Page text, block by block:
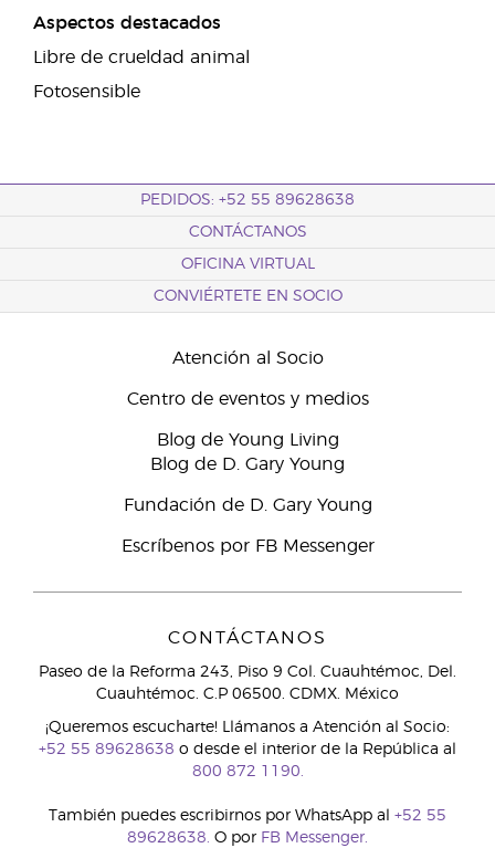
Aspectos destacados
Libre de crueldad animal
Fotosensible
PEDIDOS: +52 55 89628638
CONTÁCTANOS
OFICINA VIRTUAL
CONVIÉRTETE EN SOCIO
Atención al Socio
Centro de eventos y medios
Blog de Young Living
Blog de D. Gary Young
Fundación de D. Gary Young
Escríbenos por FB Messenger
CONTÁCTANOS
Paseo de la Reforma 243, Piso 9 Col. Cuauhtémoc, Del.
Cuauhtémoc. C.P 06500. CDMX. México
¡Queremos escucharte! Llámanos a Atención al Socio:
+52 55 89628638 o desde el interior de la República al
800 872 1190.
También puedes escribirnos por WhatsApp al +52 55
89628638. O por FB Messenger.